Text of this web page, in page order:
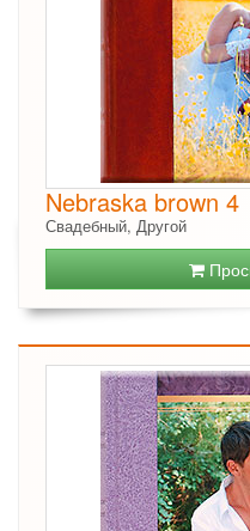
Nebraska brown 4
Свадебный, Другой